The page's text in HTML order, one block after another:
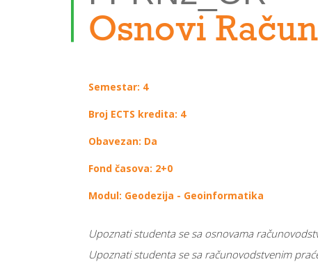
Osnovi
Semestar: 4
Broj ECTS kredita: 4
Obavezan: Da
Fond časova: 2+0
Modul: Geodezija - Geoinformatika
Upoznati studenta se sa osnovama
Upoznati studenta se sa računovodstvenim